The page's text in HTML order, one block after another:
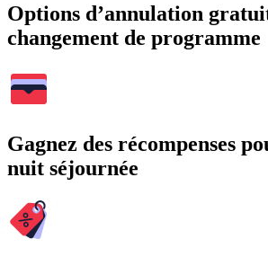
Options d’annulation
changement de programme
Gagnez des récompenses
nuit séjournée